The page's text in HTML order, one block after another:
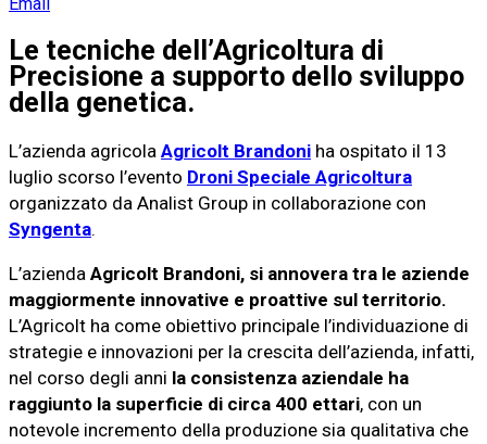
Le tecniche dell’Agricoltura di
Precisione a supporto dello sviluppo
della genetica.
L’azienda agricola Agricolt Brandoni ha ospitato il 13
luglio scorso l’evento Droni Speciale Agricoltura
organizzato da Analist Group in collaborazione con
Syngenta.
L’azienda Agricolt Brandoni, si annovera tra le aziende
maggiormente innovative e proattive sul territorio.
L’Agricolt ha come obiettivo principale l’individuazione di
strategie e innovazioni per la crescita dell’azienda, infatti,
nel corso degli anni la consistenza aziendale ha
raggiunto la superficie di circa 400 ettari, con un
notevole incremento della produzione sia qualitativa che